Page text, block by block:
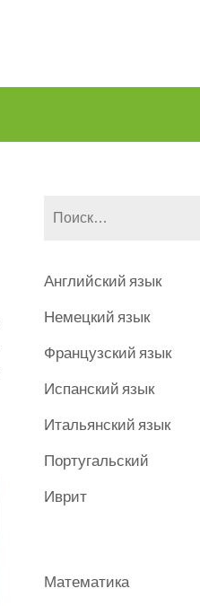
Английский язык
Немецкий язык
Французский язык
Испанский язык
Итальянский язык
Португальский
Иврит
Математика